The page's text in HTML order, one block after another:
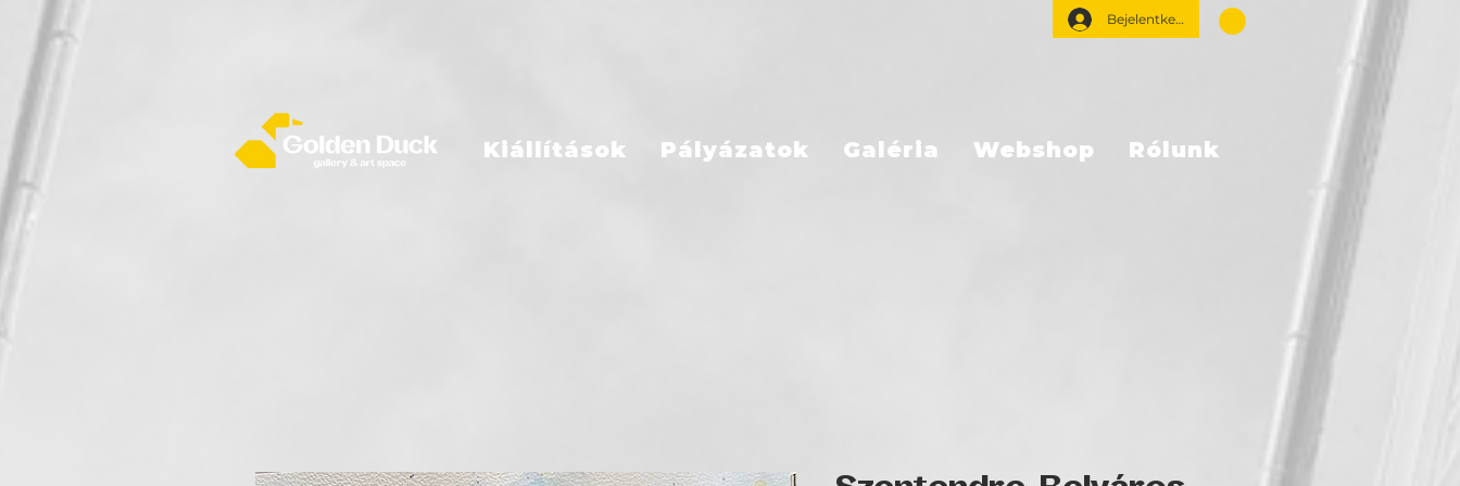
Bejelentkezés
Kiállítások Pályázatok Galéria Webshop Rólunk